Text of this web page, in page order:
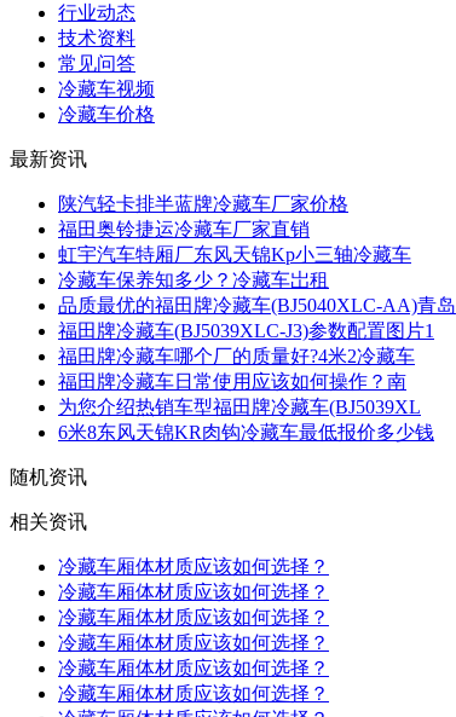
行业动态
技术资料
常见问答
冷藏车视频
冷藏车价格
最新资讯
陕汽轻卡排半蓝牌冷藏车厂家价格
福田奥铃捷运冷藏车厂家直销
虹宇汽车特厢厂东风天锦Kp小三轴冷藏车
冷藏车保养知多少？冷藏车岀租
品质最优的福田牌冷藏车(BJ5040XLC-AA)青岛
福田牌冷藏车(BJ5039XLC-J3)参数配置图片1
福田牌冷藏车哪个厂的质量好?4米2冷藏车
福田牌冷藏车日常使用应该如何操作？南
为您介绍热销车型福田牌冷藏车(BJ5039XL
6米8东风天锦KR肉钩冷藏车最低报价多少钱
随机资讯
相关资讯
冷藏车厢体材质应该如何选择？
冷藏车厢体材质应该如何选择？
冷藏车厢体材质应该如何选择？
冷藏车厢体材质应该如何选择？
冷藏车厢体材质应该如何选择？
冷藏车厢体材质应该如何选择？